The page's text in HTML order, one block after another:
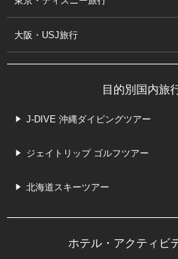
大阪・USJ旅行
目的別国内旅
J-DIVE 沖縄ダイビングツアー
ジェイトリップ ゴルフツアー
北海道スキーツアー
ホテル・アクティビ